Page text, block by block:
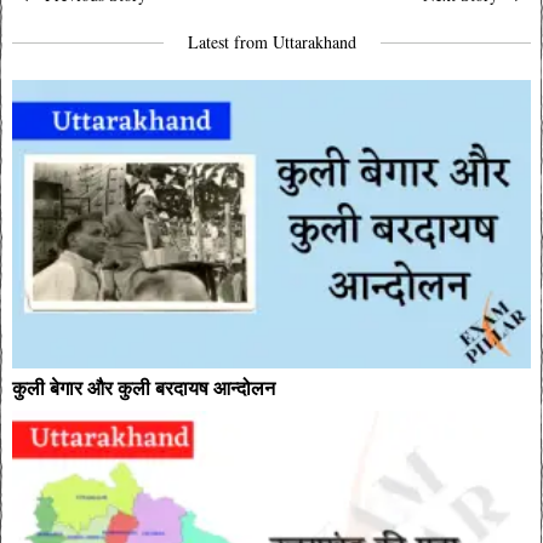
navigation
Latest from Uttarakhand
कुली बेगार और कुली बरदायष आन्दोलन